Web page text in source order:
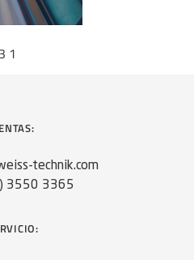
1
technik.com
3550 3365